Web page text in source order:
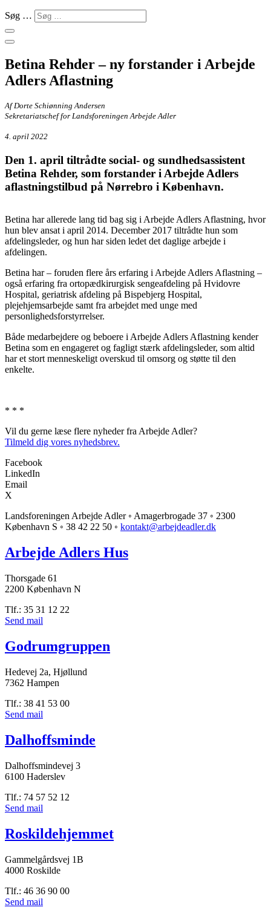
Søg …
Betina Rehder – ny forstander i Arbejde
Adlers Aflastning
Af Dorte Schiønning Andersen
Sekretariatschef for Landsforeningen Arbejde Adler
4. april 2022
Den 1. april tiltrådte social- og sundhedsassistent
Betina Rehder, som forstander i Arbejde Adlers
aflastningstilbud på Nørrebro i København.
Betina har allerede lang tid bag sig i Arbejde Adlers Aflastning, hvor
hun blev ansat i april 2014. December 2017 tiltrådte hun som
afdelingsleder, og hun har siden ledet det daglige arbejde i
afdelingen.
Betina har – foruden flere års erfaring i Arbejde Adlers Aflastning –
også erfaring fra ortopædkirurgisk sengeafdeling på Hvidovre
Hospital, geriatrisk afdeling på Bispebjerg Hospital,
plejehjemsarbejde samt fra arbejdet med unge med
personlighedsforstyrrelser.
Både medarbejdere og beboere i Arbejde Adlers Aflastning kender
Betina som en engageret og fagligt stærk afdelingsleder, som altid
har et stort menneskeligt overskud til omsorg og støtte til den
enkelte.
* * *
Vil du gerne læse flere nyheder fra Arbejde Adler?
Tilmeld dig vores nyhedsbrev.
Facebook
LinkedIn
Email
X
Landsforeningen Arbejde Adler ◦ Amagerbrogade 37 ◦ 2300
København S ◦ 38 42 22 50 ◦ kontakt@arbejdeadler.dk
Arbejde Adlers Hus
Thorsgade 61
2200 København N
Tlf.: 35 31 12 22
Send mail
Godrumgruppen
Hedevej 2a, Hjøllund
7362 Hampen
Tlf.: 38 41 53 00
Send mail
Dalhoffsminde
Dalhoffsmindevej 3
6100 Haderslev
Tlf.: 74 57 52 12
Send mail
Roskildehjemmet
Gammelgårdsvej 1B
4000 Roskilde
Tlf.: 46 36 90 00
Send mail